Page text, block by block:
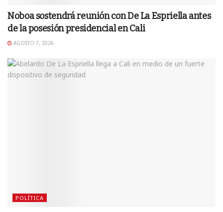
Noboa sostendrá reunión con De La Espriella antes
de la posesión presidencial en Cali
AGOSTO 7, 2026
POLÍTICA